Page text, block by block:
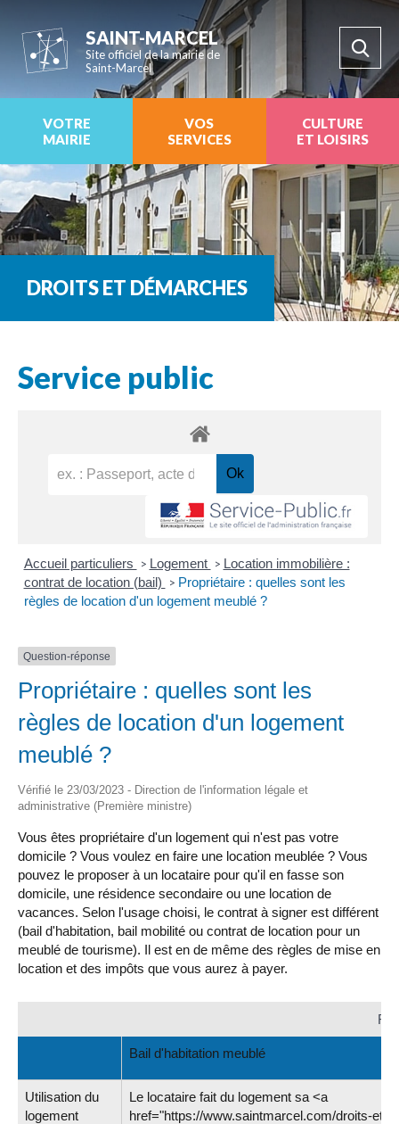
SAINT-MARCEL
Site officiel de la mairie de
Saint-Marcel
VOTRE
MAIRIE
VOS
SERVICES
CULTURE
ET LOISIRS
DROITS ET DÉMARCHES
Service public
Accueil particuliers > Logement > Location immobilière :
contrat de location (bail)
> Propriétaire : quelles sont les
règles de location d'un logement meublé ?
Question-réponse
Propriétaire : quelles sont les
règles de location d'un logement
meublé ?
Vérifié le 23/03/2023 - Direction de l'information légale et
administrative (Première ministre)
Vous êtes propriétaire d'un logement qui n'est pas votre
domicile ? Vous voulez en faire une location meublée ? Vous
pouvez le proposer à un locataire pour qu'il en fasse son
domicile, une résidence secondaire ou une location de
vacances. Selon l'usage choisi, le contrat à signer est différent
(bail d'habitation, bail mobilité ou contrat de location pour un
meublé de tourisme). Il est en de même des règles de mise en
location et des impôts que vous aurez à payer.
Bail d'habitation meublé
Utilisation du
logement
Le locataire fait du logement sa <a
href="https://www.saintmarcel.com/droits-et-